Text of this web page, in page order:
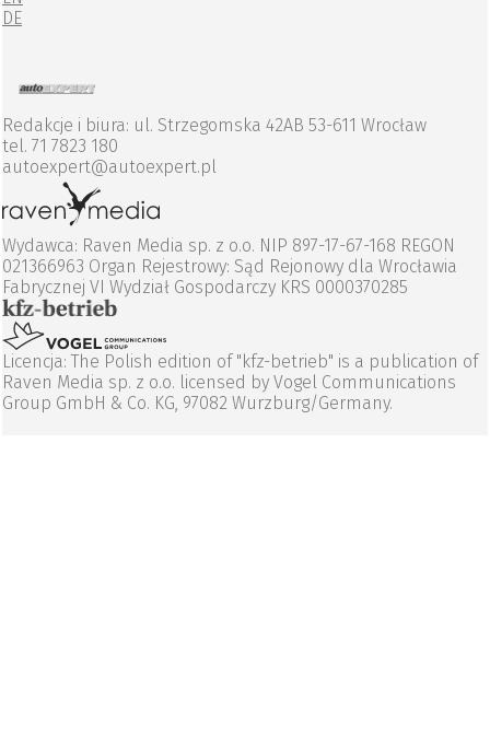
DE
Redakcje i biura: ul. Strzegomska 42AB 53-611 Wrocław
tel. 71 7823 180
autoexpert@autoexpert.pl
Wydawca: Raven Media sp. z o.o. NIP 897-17-67-168 REGON
021366963 Organ Rejestrowy: Sąd Rejonowy dla Wrocławia
Fabrycznej VI Wydział Gospodarczy KRS 0000370285
Licencja: The Polish edition of "kfz-betrieb" is a publication of
Raven Media sp. z o.o. licensed by Vogel Communications
Group GmbH & Co. KG, 97082 Wurzburg/Germany.